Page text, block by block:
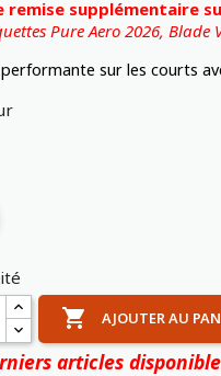
remise supplémentaire
Pure Aero 2026, Blade
sur les courts
 AJOUTER AU
articles